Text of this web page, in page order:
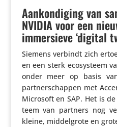
Aankondiging van
NVIDIA voor een
immersieve ‘digital
Siemens verbindt zich
en een sterk ecosys­teem
onder meer op basis
part­ner­schappen met
Microsoft en SAP. Het is
teem van partners nog
kleine, middel­grote en